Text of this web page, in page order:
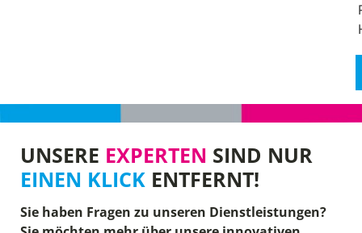
UNSERE EXPERTEN SIND NUR
EINEN KLICK ENTFERNT!
Sie haben Fragen zu unseren Dienstleistungen?